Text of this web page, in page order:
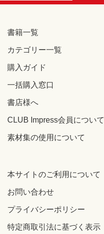
書籍一覧
カテゴリー一覧
購入ガイド
一括購入窓口
書店様へ
CLUB Impress会員について
素材集の使用について
本サイトのご利用について
お問い合わせ
プライバシーポリシー
特定商取引法に基づく表示